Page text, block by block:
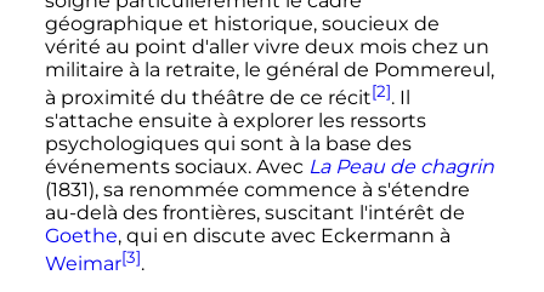
géographique et historique, soucieux de
vérité au point d'aller vivre deux mois chez un
militaire à la retraite, le général de Pommereul,
à proximité du théâtre de ce récit[2]. Il
s'attache ensuite à explorer les ressorts
psychologiques qui sont à la base des
événements sociaux. Avec La Peau de chagrin
(1831), sa renommée commence à s'étendre
au-delà des frontières, suscitant l'intérêt de
Goethe, qui en discute avec Eckermann à
Weimar[3].